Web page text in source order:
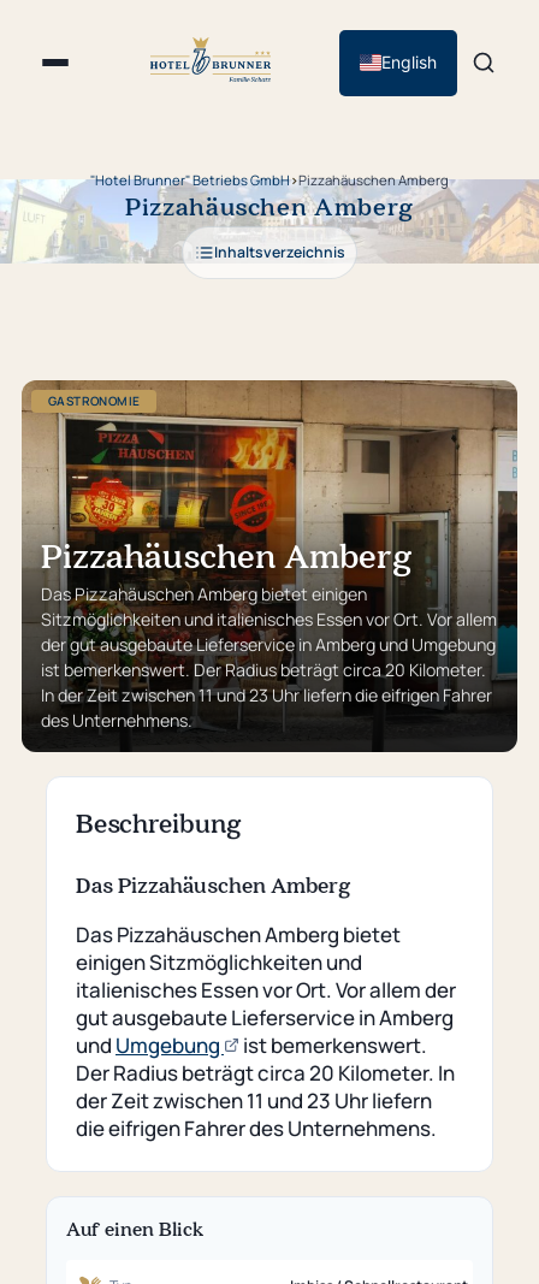
English
"Hotel Brunner" Betriebs GmbH›Pizzahäuschen Amberg
Pizzahäuschen Amberg
Inhaltsverzeichnis
GASTRONOMIE
Pizzahäuschen Amberg
Das Pizzahäuschen Amberg bietet einigen
Sitzmöglichkeiten und italienisches Essen vor Ort. Vor allem
der gut ausgebaute Lieferservice in Amberg und Umgebung
ist bemerkenswert. Der Radius beträgt circa 20 Kilometer.
In der Zeit zwischen 11 und 23 Uhr liefern die eifrigen Fahrer
des Unternehmens.
Beschreibung
Das Pizzahäuschen Amberg
Das Pizzahäuschen Amberg bietet
einigen Sitzmöglichkeiten und
italienisches Essen vor Ort. Vor allem der
gut ausgebaute Lieferservice in Amberg
und Umgebung
(öffnet
externe
Seite)
ist bemerkenswert.
Der Radius beträgt circa 20 Kilometer. In
der Zeit zwischen 11 und 23 Uhr liefern
die eifrigen Fahrer des Unternehmens.
Auf einen Blick